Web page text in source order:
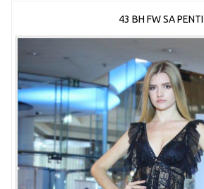
43 BH FW SA PENTI